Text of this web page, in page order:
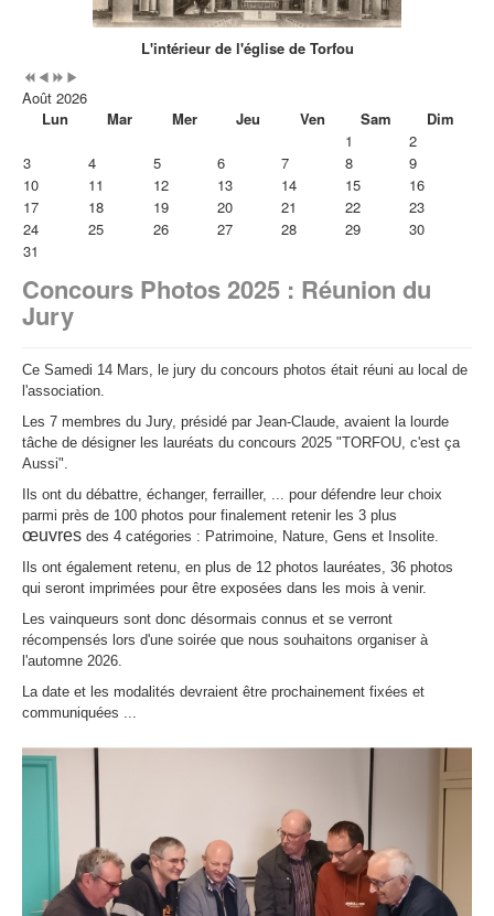
L'intérieur de l'église de Torfou
Août 2026
Lun
Mar Mer Jeu Ven Sam
Dim
1
2
3
4 5 6 7 8
9
10
11 12 13 14 15
16
17
18 19 20 21 22
23
24
25 26 27 28 29
30
31
Concours Photos 2025 : Réunion du
Jury
Ce Samedi 14 Mars, le jury du concours photos était réuni au local de
l'association.
Les 7 membres du Jury, présidé par Jean-Claude, avaient la lourde
tâche de désigner les lauréats du concours 2025 "TORFOU, c'est ça
Aussi".
Ils ont du débattre, échanger, ferrailler, ... pour défendre leur choix
parmi près de 100 photos pour finalement retenir les 3 plus
œuvres des 4 catégories : Patrimoine, Nature, Gens et Insolite.
Ils ont également retenu, en plus de 12 photos lauréates, 36 photos
qui seront imprimées pour être exposées dans les mois à venir.
Les vainqueurs sont donc désormais connus et se verront
récompensés lors d'une soirée que nous souhaitons organiser à
l'automne 2026.
La date et les modalités devraient être prochainement fixées et
communiquées ...